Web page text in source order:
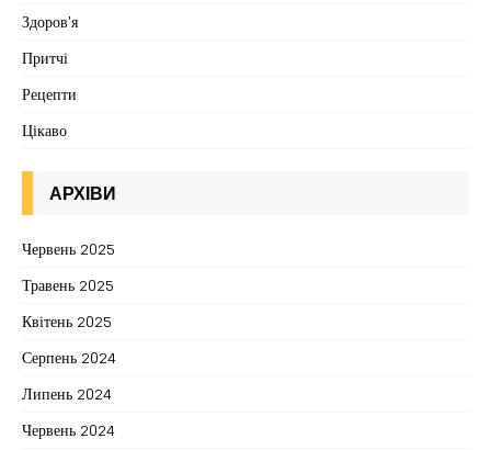
Здоров'я
Притчі
Рецепти
Цікаво
АРХІВИ
Червень 2025
Травень 2025
Квітень 2025
Серпень 2024
Липень 2024
Червень 2024